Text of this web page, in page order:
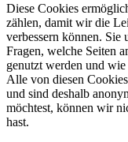
Diese Cookies
zählen, damit wir die
verbessern können. Sie
Fragen, welche Seiten
genutzt werden und
Alle von diesen
und sind deshalb
möchtest, können wir
hast.